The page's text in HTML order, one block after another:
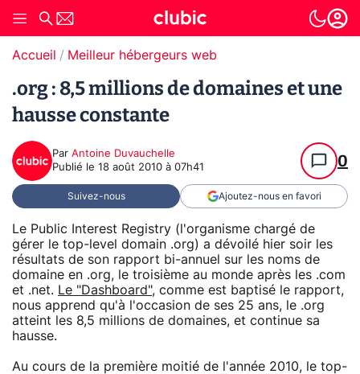
Accueil Meilleur hébergeurs web
.org : 8,5 millions de domaines et une
hausse constante
Par Antoine Duvauchelle
Publié le 18 août 2010 à 07h41 0
Suivez-nous Ajoutez-nous en favori
Le Public Interest Registry (l'organisme chargé de
gérer le top-level domain .org) a dévoilé hier soir les
résultats de son rapport bi-annuel sur les noms de
domaine en .org, le troisième au monde après les .com
et .net. Le "Dashboard", comme est baptisé le rapport,
nous apprend qu'à l'occasion de ses 25 ans, le .org
atteint les 8,5 millions de domaines, et continue sa
hausse.
Au cours de la première moitié de l'année 2010, le top-